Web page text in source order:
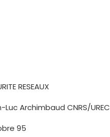
RESEAUX
Luc Archimbaud CNRS/UREC
95